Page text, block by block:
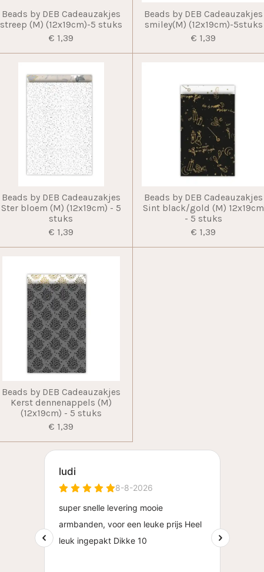
Beads by DEB Cadeauzakjes
streep (M) (12x19cm)-5 stuks
€ 1,39
Beads by DEB Cadeauzakjes
smiley(M) (12x19cm)-5stuks
€ 1,39
Beads by DEB Cadeauzakjes
Ster bloem (M) (12x19cm) - 5
stuks
€ 1,39
Beads by DEB Cadeauzakjes
Sint black/gold (M) 12x19cm
- 5 stuks
€ 1,39
Beads by DEB Cadeauzakjes
Kerst dennenappels (M)
(12x19cm) - 5 stuks
€ 1,39